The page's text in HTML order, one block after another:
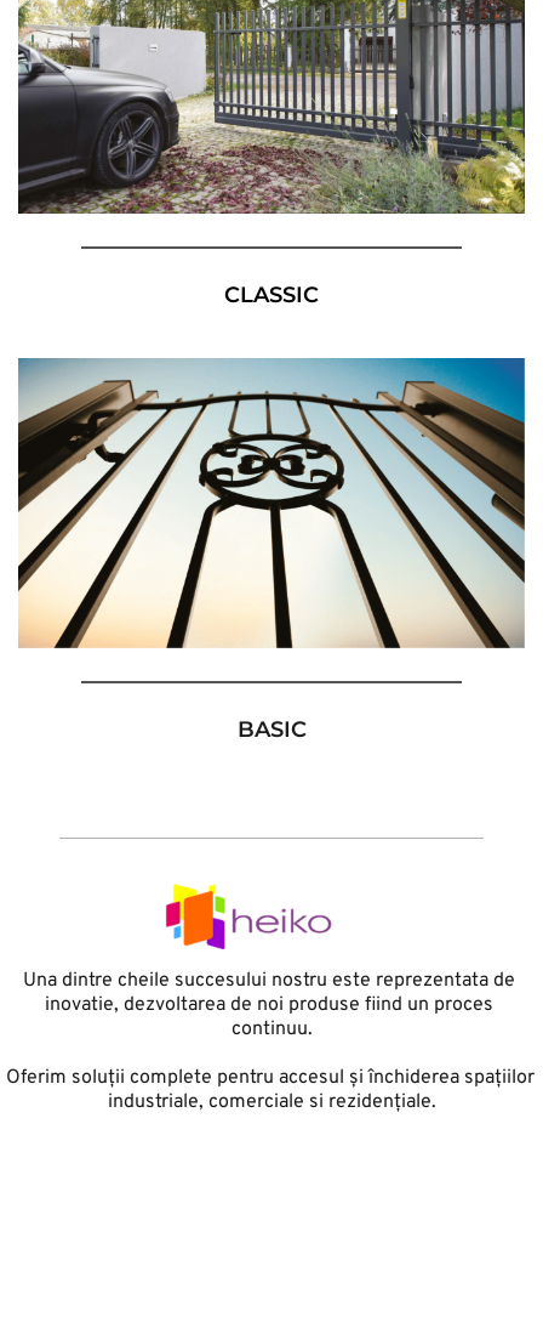
CLASSIC
BASIC
Una dintre cheile succesului nostru este reprezentata de
inovatie, dezvoltarea de noi produse fiind un proces
continuu.
Oferim soluții complete pentru accesul și închiderea spațiilor
industriale, comerciale si rezidențiale.